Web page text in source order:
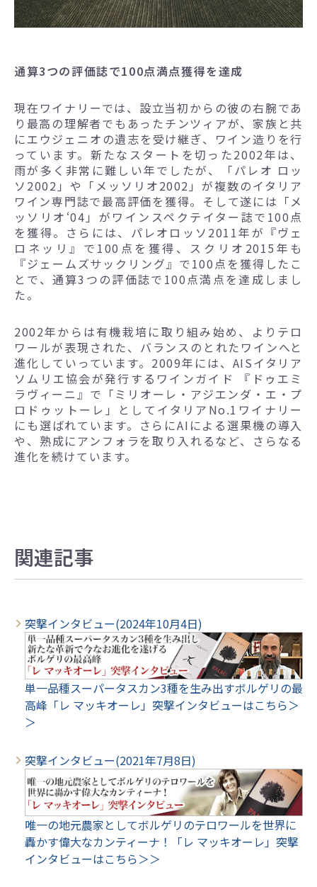
通算3つの評価誌で100点満点獲得を達成
現在ワイナリーでは、設立当初からの彼の右腕であ
り最高の理解者でもあったチンツィアが、家族と共
にエウジェニオの遺志を受け継ぎ、ワイン造りを行
っています。新たなスタートを切った2002年は、
雨が多く非常に難しい年でしたが、「パレオ ロッ
ソ2002」や「メッソリオ2002」が複数のイタリア
ワイン専門誌で最高評価を獲得。そして遂には「メ
ッソリオ‘04」がワインスペクテイター誌で100点
を獲得。さらには、パレオロッソ2011年が『ヴェ
ロネッリ』で100点を獲得、スクリオ2015年も
『ジェームズサックリング』で100点を獲得したこ
とで、通算3つの評価誌で100点満点を達成しまし
た。
2002年からは有機栽培に取り組み始め、よりテロ
ワールが表現された、バランスのとれたワインへと
進化していっています。2009年には、AISイタリア
ソムリエ協会が発行するワインガイド 『ドゥエミ
ラヴィーニ』で「ミリオーレ・アジエンダ・エ・プ
ロドゥットーレ」としてイタリアNo.1ワイナリー
にも選ばれています。さらにAIによる選果機の導入
や、熟成にアンフォラを取り入れるなど、さらなる
進化を続けています。
関連記事
突撃インタビュー(2024年10月4日)
単一品種スーパータスカン3種を生み出すボルゲリの最
高峰「レ マッキオーレ」突撃インタビューはこちら＞
＞
突撃インタビュー(2021年7月8日)
唯一の地元農家としてボルゲリのテロワールを世界に
轟かす偉大なカンティーナ！「レ マッキオーレ」突撃
インタビューはこちら＞＞